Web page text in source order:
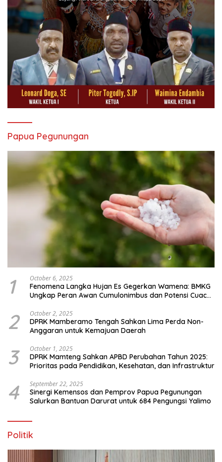
Papua Pegunungan
1 October 6, 2025
Fenomena Langka Hujan Es Gegerkan Wamena: BMKG
Ungkap Peran Awan Cumulonimbus dan Potensi Cuaca
2 October 2, 2025
DPRK Mamberamo Tengah Sahkan Lima Perda Non-
Anggaran untuk Kemajuan Daerah
3 October 1, 2025
DPRK Mamteng Sahkan APBD Perubahan Tahun 2025:
Prioritas pada Pendidikan, Kesehatan, dan Infrastruktur
4 September 22, 2025
Sinergi Kemensos dan Pemprov Papua Pegunungan
Salurkan Bantuan Darurat untuk 684 Pengungsi Yalimo
Politik